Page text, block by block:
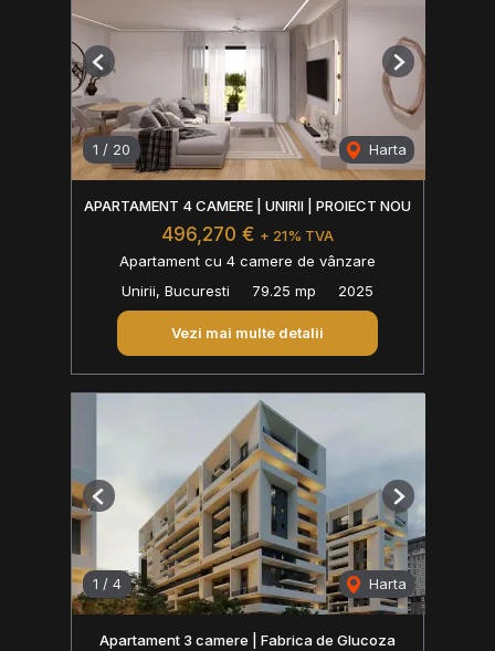
1 / 20 Harta
Previous Next
APARTAMENT 4 CAMERE | UNIRII | PROIECT NOU
496,270 € + 21% TVA
Apartament cu 4 camere de vânzare
Unirii, Bucuresti
79.25 mp 2025
Vezi mai multe detalii
1 / 4 Harta
Previous Next
Apartament 3 camere | Fabrica de Glucoza